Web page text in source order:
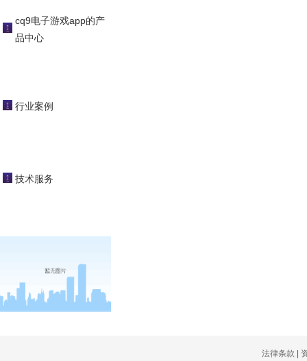
开式冷却塔
cq9电子游戏app的产
品中心
行业案例
技术服务
法律条款